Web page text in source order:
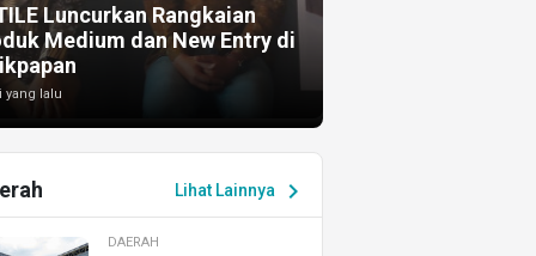
Luncurkan Rangkaian
Medium dan New Entry di
yang lalu
Lihat Lainnya chevron_right
DAERAH